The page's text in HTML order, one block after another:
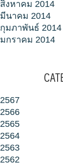
สิงหาคม 2014
มีนาคม 2014
กุมภาพันธ์ 2014
มกราคม 2014
2567
2566
2565
2564
2563
2562